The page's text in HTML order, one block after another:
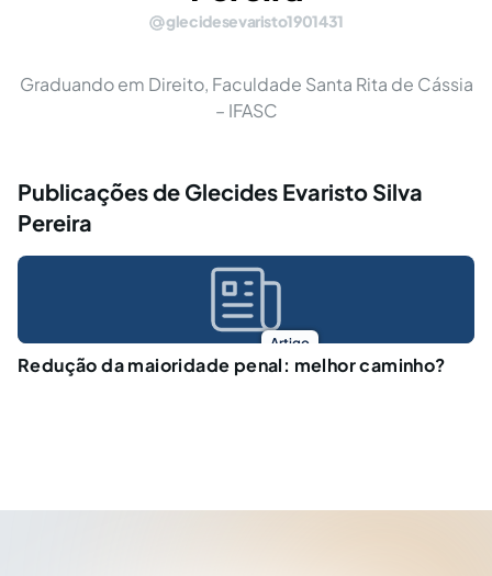
glecidesevaristo1901431
Graduando em Direito, Faculdade Santa Rita de Cássia
– IFASC
Publicações de Glecides Evaristo Silva
Pereira
Artigo
Redução da maioridade penal: melhor caminho?